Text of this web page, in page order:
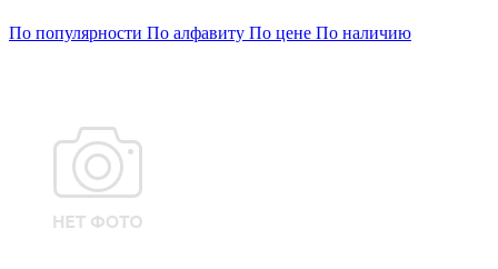
По популярности По алфавиту По цене По наличию